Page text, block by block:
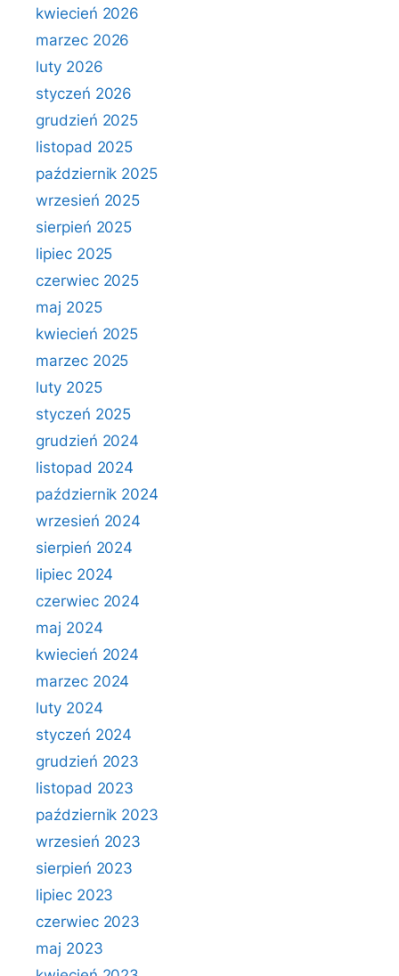
kwiecień 2026
marzec 2026
luty 2026
styczeń 2026
grudzień 2025
listopad 2025
październik 2025
wrzesień 2025
sierpień 2025
lipiec 2025
czerwiec 2025
maj 2025
kwiecień 2025
marzec 2025
luty 2025
styczeń 2025
grudzień 2024
listopad 2024
październik 2024
wrzesień 2024
sierpień 2024
lipiec 2024
czerwiec 2024
maj 2024
kwiecień 2024
marzec 2024
luty 2024
styczeń 2024
grudzień 2023
listopad 2023
październik 2023
wrzesień 2023
sierpień 2023
lipiec 2023
czerwiec 2023
maj 2023